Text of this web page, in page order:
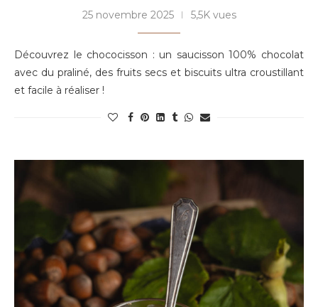
25 novembre 2025 5,5K vues
Découvrez le chococisson : un saucisson 100% chocolat
avec du praliné, des fruits secs et biscuits ultra croustillant
et facile à réaliser !